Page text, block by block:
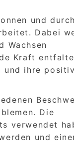
und durch
Dabei
Wachsen
Kraft
und ihre
Die
verwendet
und